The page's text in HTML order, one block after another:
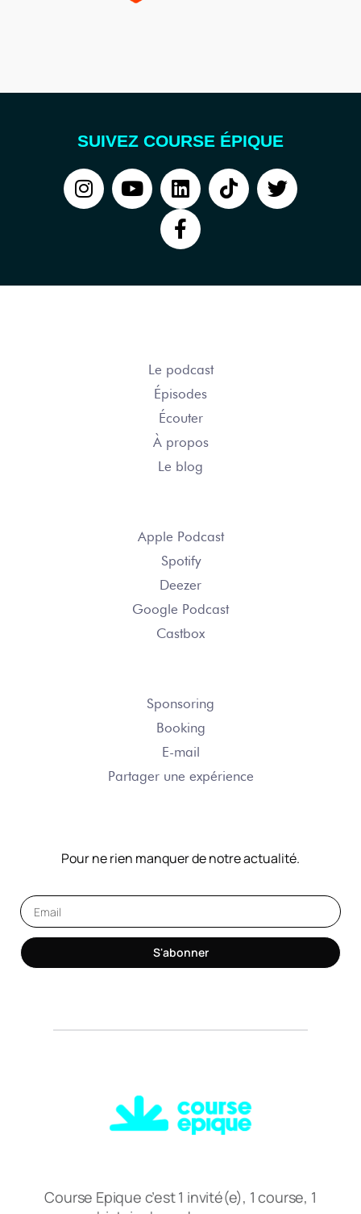
SUIVEZ COURSE ÉPIQUE
Le podcast
Épisodes
Écouter
À propos
Le blog
Apple Podcast
Spotify
Deezer
Google Podcast
Castbox
Sponsoring
Booking
E-mail
Partager une expérience
Pour ne rien manquer de notre actualité.
S'abonner
Course Epique c’est 1 invité(e), 1 course, 1